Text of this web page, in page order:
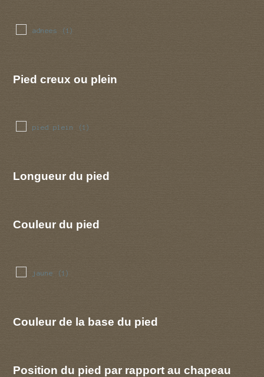
adnees (1)
Pied creux ou plein
pied plein (1)
Longueur du pied
Couleur du pied
jaune (1)
Couleur de la base du pied
Position du pied par rapport au chapeau